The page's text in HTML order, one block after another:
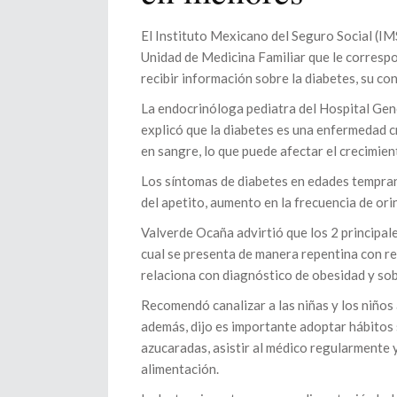
El Instituto Mexicano del Seguro Social
Unidad de Medicina Familiar que le
recibir información sobre la diabetes, su
La endocrinóloga pediatra del Hospital
explicó que la diabetes es una enfermedad
en sangre, lo que puede afectar el
Los síntomas de diabetes en edades
del apetito, aumento en la frecuencia de
Valverde Ocaña advirtió que los 2
cual se presenta de manera repentina con
relaciona con diagnóstico de obesidad y
Recomendó canalizar a las niñas y los
además, dijo es importante adoptar
azucaradas, asistir al médico
alimentación.